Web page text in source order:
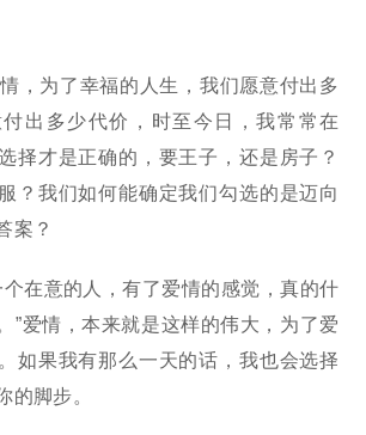
，为了幸福的人生，我们愿意付出多
出多少代价，时至今日，我常常在
择才是正确的，要王子，还是房子？
？我们如何能确定我们勾选的是迈向
案？
个在意的人，有了爱情的感觉，真的什
”爱情，本来就是这样的伟大，为了爱
如果我有那么一天的话，我也会选择
的脚步。